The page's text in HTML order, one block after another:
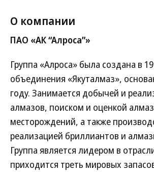
О компании
ПАО «АК “Алроса”»
Группа «Алроса» была создана в
объединения «Якуталмаз»,
году. Занимается добычей и
алмазов, поиском и оценкой
месторождений, а также
реализацией бриллиантов и
Группа является лидером в
приходится треть мировых